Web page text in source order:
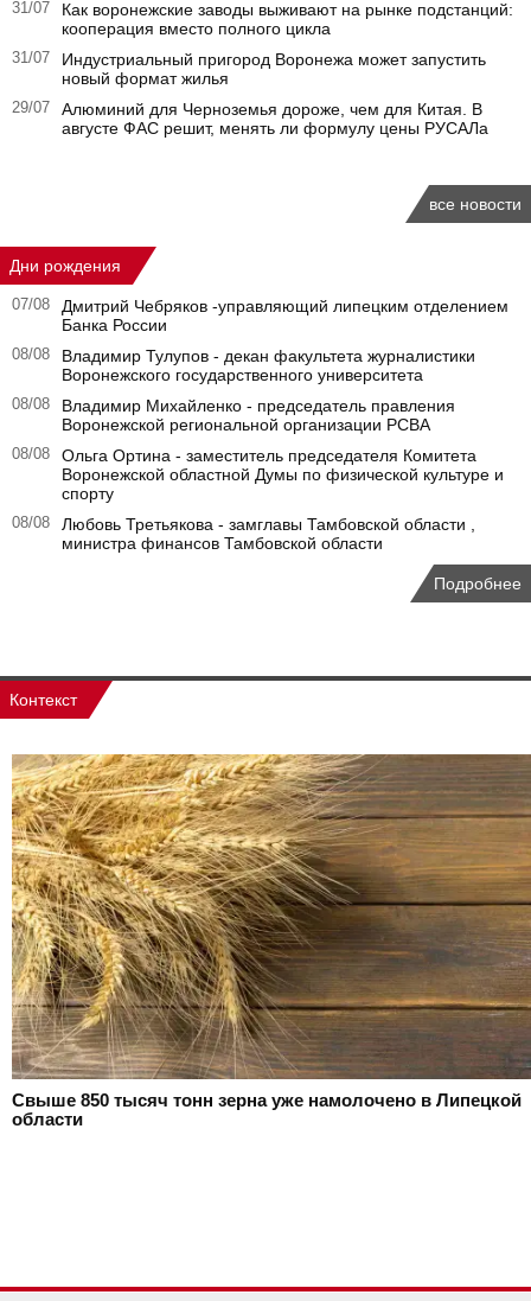
31/07
Как воронежские заводы выживают на рынке подстанций:
кооперация вместо полного цикла
31/07
Индустриальный пригород Воронежа может запустить
новый формат жилья
29/07
Алюминий для Черноземья дороже, чем для Китая. В
августе ФАС решит, менять ли формулу цены РУСАЛа
все новости
Дни рождения
07/08
Дмитрий Чебряков -управляющий липецким отделением
Банка России
08/08
Владимир Тулупов - декан факультета журналистики
Воронежского государственного университета
08/08
Владимир Михайленко - председатель правления
Воронежской региональной организации РСВА
08/08
Ольга Ортина - заместитель председателя Комитета
Воронежской областной Думы по физической культуре и
спорту
08/08
Любовь Третьякова - замглавы Тамбовской области ,
министра финансов Тамбовской области
Подробнее
Контекст
Свыше 850 тысяч тонн зерна уже намолочено в Липецкой
области